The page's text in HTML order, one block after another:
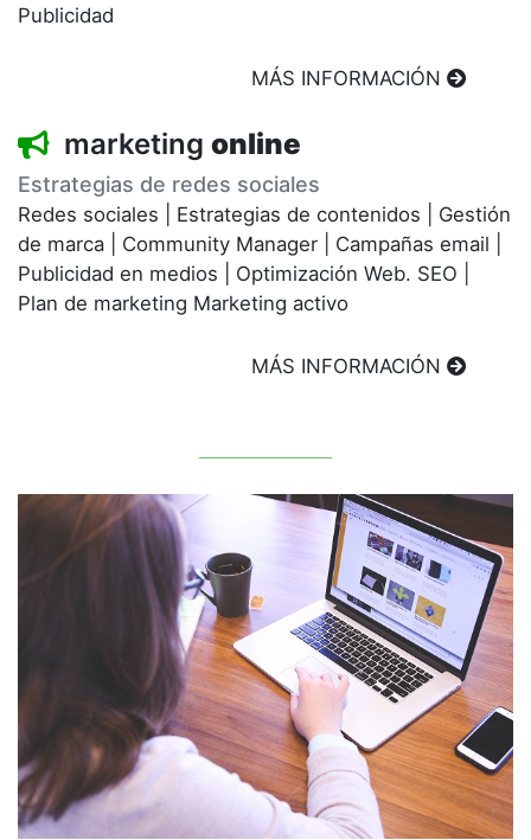
Publicidad
MÁS INFORMACIÓN
marketing online
Estrategias de redes sociales
Redes sociales Estrategias de contenidos
Gestión
de marca
Community Manager Campañas email
Publicidad en medios
Optimización Web. SEO
Plan de marketing Marketing activo
MÁS INFORMACIÓN